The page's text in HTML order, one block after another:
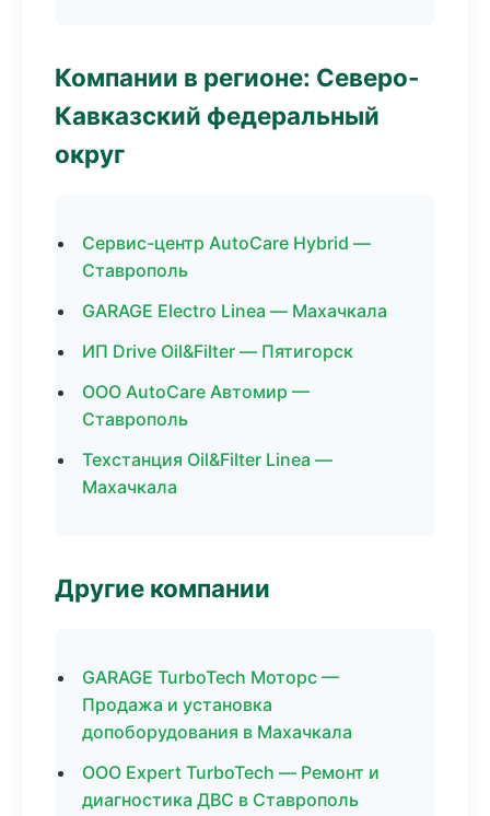
Компании в регионе: Северо-
Кавказский федеральный
округ
Сервис-центр AutoCare Hybrid —
Ставрополь
GARAGE Electro Linea — Махачкала
ИП Drive Oil&Filter — Пятигорск
ООО AutoCare Автомир —
Ставрополь
Техстанция Oil&Filter Linea —
Махачкала
Другие компании
GARAGE TurboTech Моторс —
Продажа и установка
допоборудования в Махачкала
ООО Expert TurboTech — Ремонт и
диагностика ДВС в Ставрополь